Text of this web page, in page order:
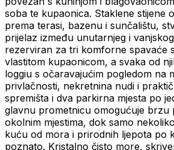
soba te kupaonica. Staklene stijene
prema terasi, bazenu i sunčalištu,
prijelaz između unutarnjeg i
rezerviran za tri komforne spavaće
vlastitom kupaonicom, a svaka od
loggiu s očaravajućim pogledom na
privlačnosti, nekretnina nudi i
spremišta i dva parkirna mjesta po
glavnu prometnicu omogućuje brzu
okolnim mjestima, dok samo
kuću od mora i prirodnih ljepota po
poznato. Kristalno čisto more,